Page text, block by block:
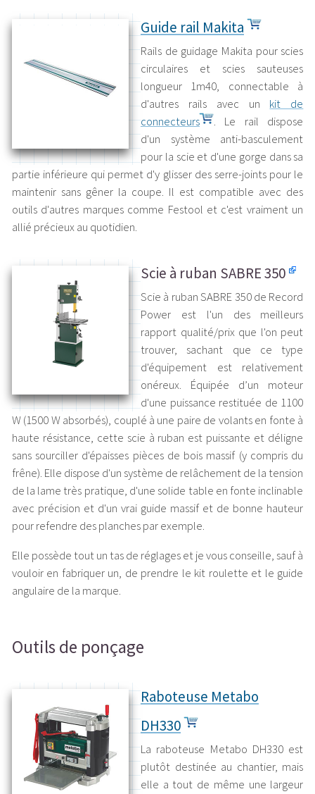
Guide rail Makita
Rails de guidage Makita pour scies
circulaires et scies sauteuses
longueur 1m40, connectable à
d'autres rails avec un kit de
connecteurs
. Le rail dispose
d'un système anti-basculement
pour la scie et d'une gorge dans sa
partie inférieure qui permet d'y glisser des serre-joints pour le
maintenir sans gêner la coupe. Il est compatible avec des
outils d'autres marques comme Festool et c'est vraiment un
allié précieux au quotidien.
Scie à ruban SABRE 350
Scie à ruban SABRE 350 de Record
Power est l'un des meilleurs
rapport qualité/prix que l'on peut
trouver, sachant que ce type
d'équipement est relativement
onéreux. Équipée d’un moteur
d'une puissance restituée de 1100
W (1500 W absorbés), couplé à une paire de volants en fonte à
haute résistance, cette scie à ruban est puissante et déligne
sans sourciller d'épaisses pièces de bois massif (y compris du
frêne). Elle dispose d'un système de relâchement de la tension
de la lame très pratique, d'une solide table en fonte inclinable
avec précision et d'un vrai guide massif et de bonne hauteur
pour refendre des planches par exemple.
Elle possède tout un tas de réglages et je vous conseille, sauf à
vouloir en fabriquer un, de prendre le kit roulette et le guide
angulaire de la marque.
Outils de ponçage
Raboteuse Metabo
DH330
La raboteuse Metabo DH330 est
plutôt destinée au chantier, mais
elle a tout de même une largeur